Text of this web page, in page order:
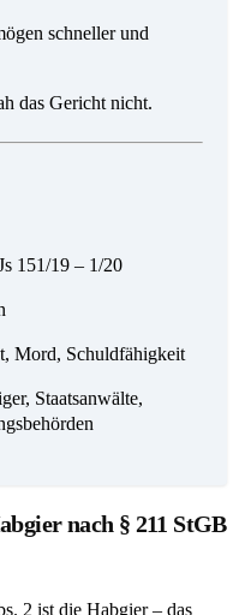
schneller und
das Gericht nicht.
151/19 – 1/20
Mord, Schuldfähigkeit
Staatsanwälte,
nach § 211 StGB
2 ist die Habgier – das